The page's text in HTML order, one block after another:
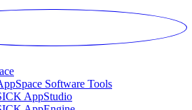
Software Tools
AppStudio